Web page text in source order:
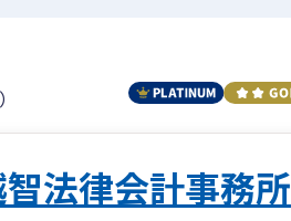
法律会計事務所